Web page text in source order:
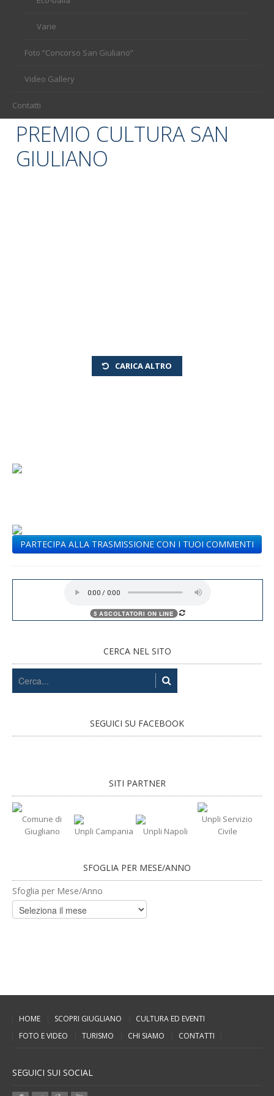
Varie
Foto “Concorso San Giuliano”
Video Gallery
Contatti
PREMIO CULTURA SAN
GIULIANO
CARICA ALTRO
PARTECIPA ALLA TRASMISSIONE CON I TUOI COMMENTI
CERCA NEL SITO
SEGUICI SU FACEBOOK
SITI PARTNER
Comune di
Giugliano
Unpli Campania Unpli Napoli
Unpli Servizio
Civile
SFOGLIA PER MESE/ANNO
Sfoglia per Mese/Anno
HOME SCOPRI GIUGLIANO
CULTURA ED EVENTI
FOTO E VIDEO
TURISMO CHI SIAMO CONTATTI
SEGUICI SUI SOCIAL